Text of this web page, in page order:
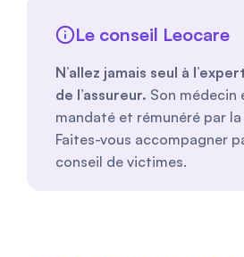
Le conseil Leocare
N’allez jamais seul à
de l’assureur. Son médecin
mandaté et rémunéré par
Faites-vous accompagner
conseil de victimes.